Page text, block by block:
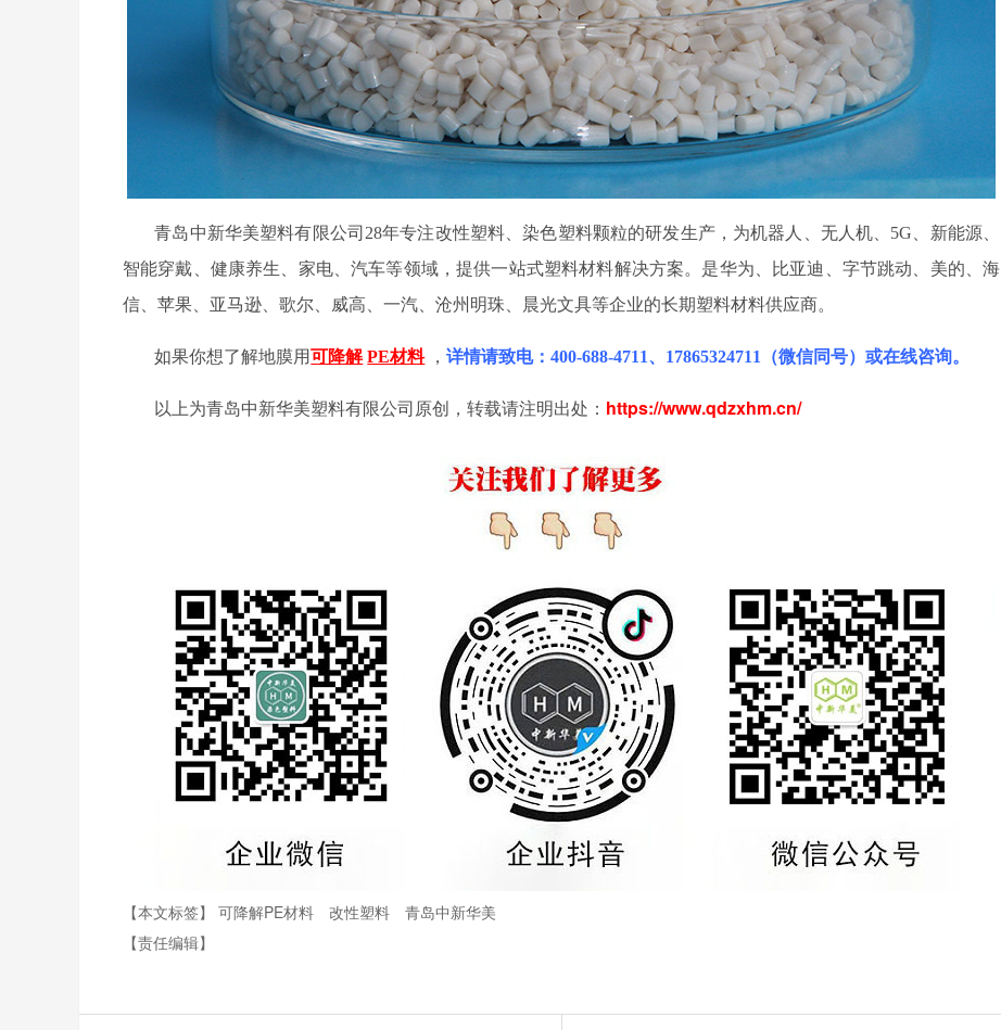
青岛中新华美塑料有限公司 28年专注改性塑料、染色塑料颗粒的研发生产，为机器人、无人机、5G、新能源、
智能穿戴、健康养生、家电、汽车等领域，提供一站式塑料材料解决方案。是华为、比亚迪、字节跳动、美的、海
信、苹果、亚马逊、歌尔、威高、一汽、沧州明珠、晨光文具等企业的长期塑料材料供应商。
如果你想了解地膜用可降解 PE材料 ，详情请致电：400-688-4711、17865324711（微信同号）或在线咨询。
以上为青岛中新华美塑料有限公司原创，转载请注明出处： https://www.qdzxhm.cn/
【本文标签】 可降解PE材料 改性塑料
青岛中新华美
【责任编辑】